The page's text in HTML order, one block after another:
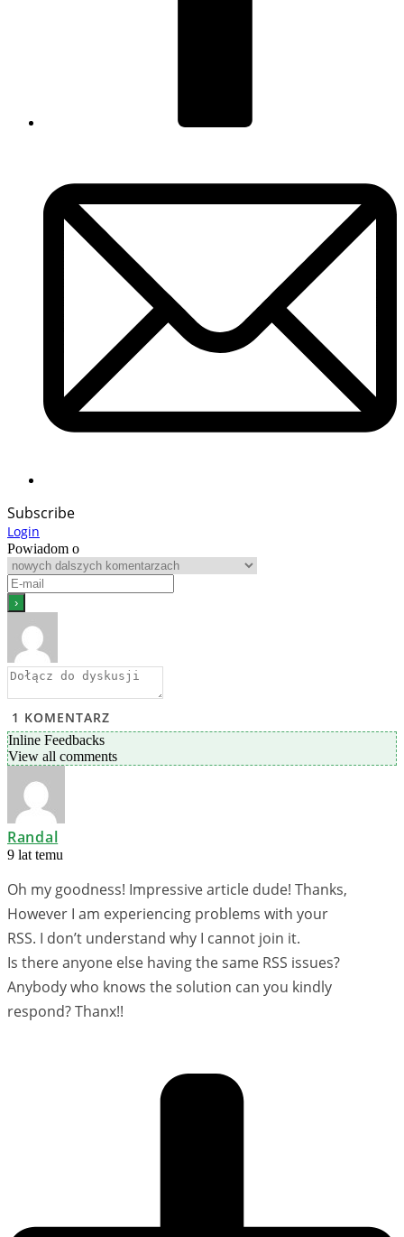
Subscribe
Login
Powiadom o
1 KOMENTARZ
Inline Feedbacks
View all comments
Randal
9 lat temu
Oh my goodness! Impressive article dude! Thanks,
However I am experiencing problems with your
RSS. I don’t understand why I cannot join it.
Is there anyone else having the same RSS issues?
Anybody who knows the solution can you kindly
respond? Thanx!!